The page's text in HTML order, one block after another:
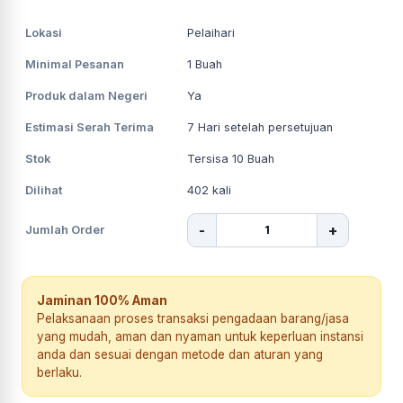
Lokasi Pelaihari
Minimal Pesanan 1 Buah
Produk dalam Negeri Ya
Estimasi Serah Terima 7 Hari setelah persetujuan
Stok Tersisa 10 Buah
Dilihat 402 kali
Jumlah Order - +
Jaminan 100% Aman
Pelaksanaan proses transaksi pengadaan barang/jasa
yang mudah, aman dan nyaman untuk keperluan instansi
anda dan sesuai dengan metode dan aturan yang
berlaku.